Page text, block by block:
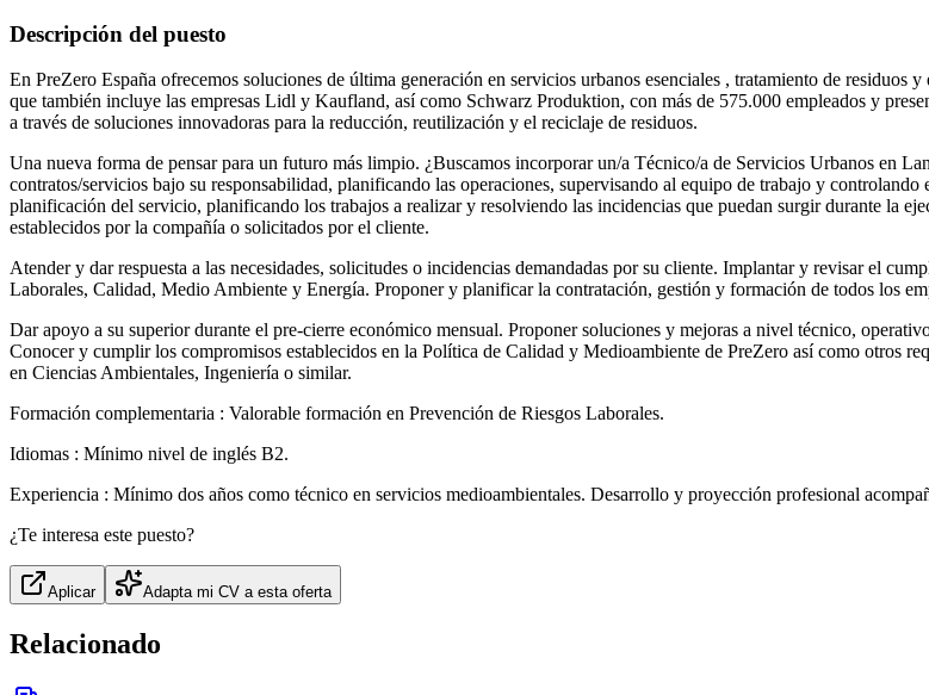
Descripción del puesto
En PreZero España ofrecemos soluciones de última generación en servicios urbanos esenciales , tratamiento de
que también incluye las empresas Lidl y Kaufland, así como Schwarz Produktion, con más de 575.000 empleados y
a través de soluciones innovadoras para la reducción, reutilización y el reciclaje de residuos.
Una nueva forma de pensar para un futuro más limpio. ¿Buscamos incorporar un/a Técnico/a de Servicios Urbanos en
contratos/servicios bajo su responsabilidad, planificando las operaciones, supervisando al equipo de trabajo y
planificación del servicio, planificando los trabajos a realizar y resolviendo las incidencias que puedan surgir durante la
establecidos por la compañía o solicitados por el cliente.
Atender y dar respuesta a las necesidades, solicitudes o incidencias demandadas por su cliente. Implantar y revisar el
Laborales, Calidad, Medio Ambiente y Energía. Proponer y planificar la contratación, gestión y formación de todos los
Dar apoyo a su superior durante el pre-cierre económico mensual. Proponer soluciones y mejoras a nivel técnico,
Conocer y cumplir los compromisos establecidos en la Política de Calidad y Medioambiente de PreZero así como otros
en Ciencias Ambientales, Ingeniería o similar.
Formación complementaria : Valorable formación en Prevención de Riesgos Laborales.
Idiomas : Mínimo nivel de inglés B2.
Experiencia : Mínimo dos años como técnico en servicios medioambientales. Desarrollo y proyección profesional
¿Te interesa este puesto?
Aplicar Adapta mi CV a esta oferta
Relacionado